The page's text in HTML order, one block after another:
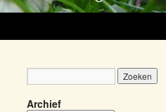
Archief